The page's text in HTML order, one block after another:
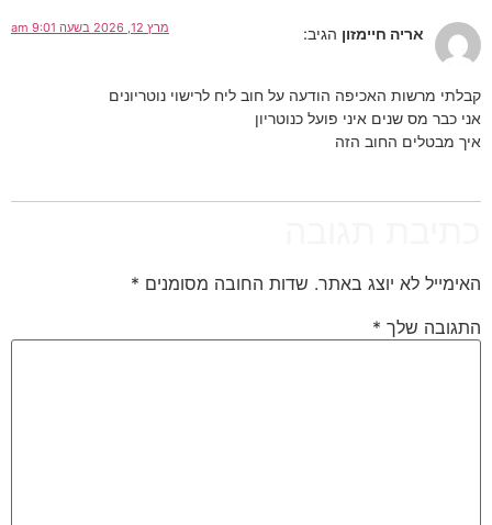
אריה חיימזון הגיב: מרץ 12, 2026 בשעה 9:01 am
קבלתי מרשות האכיפה הודעה על חוב ליח לרישוי נוטריונים
אני כבר מס שנים איני פועל כנוטריון
איך מבטלים החוב הזה
האימייל לא יוצג באתר. שדות החובה מסומנים *
התגובה שלך *